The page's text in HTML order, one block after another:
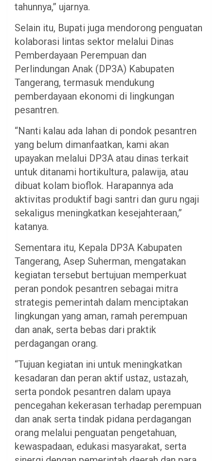
tahunnya,” ujarnya.
Selain itu, Bupati juga mendorong penguatan
kolaborasi lintas sektor melalui Dinas
Pemberdayaan Perempuan dan
Perlindungan Anak (DP3A) Kabupaten
Tangerang, termasuk mendukung
pemberdayaan ekonomi di lingkungan
pesantren.
“Nanti kalau ada lahan di pondok pesantren
yang belum dimanfaatkan, kami akan
upayakan melalui DP3A atau dinas terkait
untuk ditanami hortikultura, palawija, atau
dibuat kolam bioflok. Harapannya ada
aktivitas produktif bagi santri dan guru ngaji
sekaligus meningkatkan kesejahteraan,”
katanya.
Sementara itu, Kepala DP3A Kabupaten
Tangerang, Asep Suherman, mengatakan
kegiatan tersebut bertujuan memperkuat
peran pondok pesantren sebagai mitra
strategis pemerintah dalam menciptakan
lingkungan yang aman, ramah perempuan
dan anak, serta bebas dari praktik
perdagangan orang.
“Tujuan kegiatan ini untuk meningkatkan
kesadaran dan peran aktif ustaz, ustazah,
serta pondok pesantren dalam upaya
pencegahan kekerasan terhadap perempuan
dan anak serta tindak pidana perdagangan
orang melalui penguatan pengetahuan,
kewaspadaan, edukasi masyarakat, serta